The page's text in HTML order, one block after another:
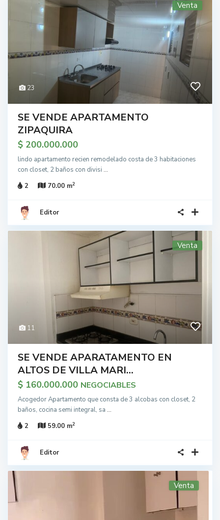
23
Venta
SE VENDE APARTAMENTO
ZIPAQUIRA
$ 200.000.000
lindo apartamento recien remodelado costa de 3 habitaciones
con closet, 2 baños con divisi ...
2
70.00 m2
Editor
11
Venta
SE VENDE APARATAMENTO EN
ALTOS DE VILLA MARI...
$ 160.000.000 NEGOCIABLES
Acogedor Apartamento que consta de 3 alcobas con closet, 2
baños, cocina semi integral, sa ...
2
59.00 m2
Editor
Venta